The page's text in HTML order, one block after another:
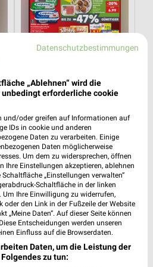
14,2 km
Angebote ab 06.08.
Gültig bis Mi. 12.08.
METRO
Datenschutzbestimmungen
„Ablehnen“ wird die
erforderliche cookie
und/oder greifen auf Informationen auf
IDs in cookie und anderen
Daten zu verarbeiten. Einige
Daten möglicherweise
Um dem zu widersprechen, öffnen
Ihre Einstellungen akzeptieren, ablehnen
„Einstellungen verwalten“
Schaltfläche in der linken
Um Ihre Einwilligung zu widerrufen,
oder den Link in der Fußzeile der Website
„Meine Daten“. Auf dieser Seite können
Entscheidungen werden unseren
Einfluss auf die Browserdaten.
Daten, um die Leistung der
zu tun: